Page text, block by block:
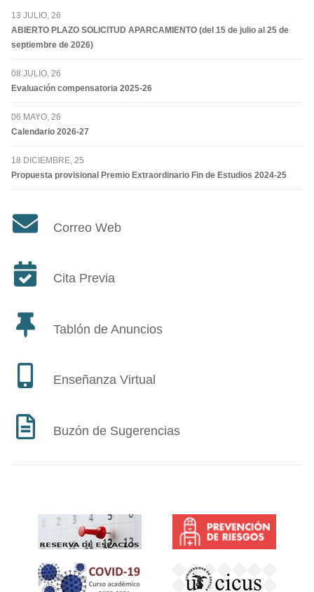
13 JULIO, 26
ABIERTO PLAZO SOLICITUD APARCAMIENTO (del 15 de julio al 25 de
septiembre de 2026)
08 JULIO, 26
Evaluación compensatoria 2025-26
06 MAYO, 26
Calendario 2026-27
18 DICIEMBRE, 25
Propuesta provisional Premio Extraordinario Fin de Estudios 2024-25
Correo Web
Cita Previa
Tablón de Anuncios
Enseñanza Virtual
Buzón de Sugerencias